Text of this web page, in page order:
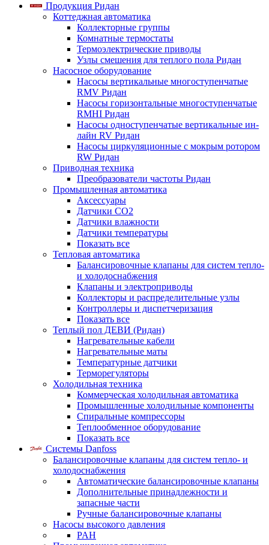
Продукция Ридан
Коттеджная автоматика
Коллекторные группы
Комнатные термостаты
Термоэлектрические приводы
Узлы смешения для теплого пола Ридан
Насосное оборудование
Насосы вертикальные многоступенчатые
RMV Ридан
Насосы горизонтальные многоступенчатые
RMHI Ридан
Насосы одноступенчатые вертикальные ин-
лайн RV Ридан
Насосы циркуляционные с мокрым ротором
RW Ридан
Приводная техника
Преобразователи частоты Ридан
Промышленная автоматика
Аксессуары
Датчики CO2
Датчики влажности
Датчики температуры
Показать все
Тепловая автоматика
Балансировочные клапаны для систем тепло-
и холодоснабжения
Клапаны и электроприводы
Коллекторы и распределительные узлы
Контроллеры и диспетчеризация
Показать все
Теплый пол ДЕВИ (Ридан)
Нагревательные кабели
Нагревательные маты
Температурные датчики
Терморегуляторы
Холодильная техника
Коммерческая холодильная автоматика
Промышленные холодильные компоненты
Спиральные компрессоры
Теплообменное оборудование
Показать все
Системы Danfoss
Балансировочные клапаны для систем тепло- и
холодоснабжения
Автоматические балансировочные клапаны
Дополнительные принадлежности и
запасные части
Ручные балансировочные клапаны
Насосы высокого давления
PAH